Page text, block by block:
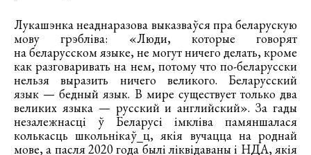
Лукашэнка неаднаразова выказваўся пра беларускую
мову грэбліва: «Люди, которые говорят
на беларусском языке, не могут ничего делать, кроме
как разговаривать на нем, потому что по-беларусски
нельзя выразить ничего великого. Беларусский
язык — бедный язык. В мире существует только два
великих языка — русский и английский». За гады
незалежнасці ў Беларусі імкліва памяншалася
колькасць школьнікаў_ц, якія вучацца на роднай
мове, а пасля 2020 года былі ліквідаваны і НДА, якія